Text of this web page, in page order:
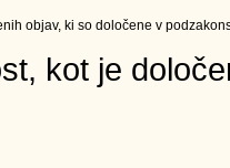
objav, ki so določene v
kot je